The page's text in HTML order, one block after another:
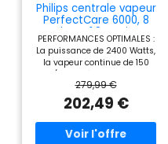
Philips centrale vapeur
PerfectCare 6000, 8
bars, 1.8L, Noir
PERFORMANCES OPTIMALES :
La puissance de 2400 Watts,
la vapeur continue de 150
gr/min et l'effet pressing
jusqu'à 600 g de la centrale
vapeur vous offrent un
repassage rapide, efficace et
une élimination efficace des
plis. GARANTIE SANS BRÛLURE
279,99 €
202,49 €